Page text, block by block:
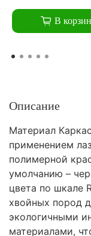
В
Описание
Материал
применением
полимерной
умолчанию –
цвета по шкале
хвойных пород
экологичными
материалами,